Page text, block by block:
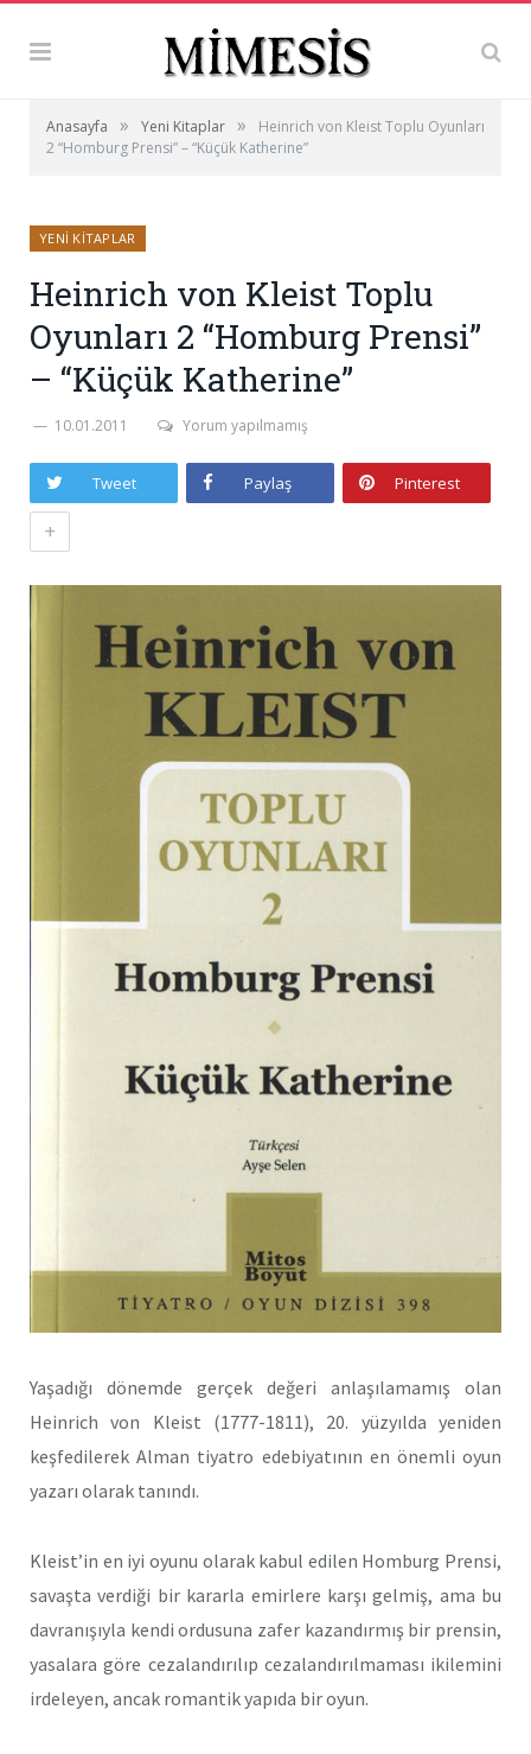
Anasayfa » Yeni Kitaplar »
Heinrich von Kleist Toplu Oyunları
2 “Homburg Prensi” – “Küçük Katherine”
YENI KITAPLAR
Heinrich von Kleist Toplu
Oyunları 2 “Homburg Prensi”
– “Küçük Katherine”
10.01.2011 Yorum yapılmamış
Tweet Paylaş Pinterest
+
Yaşadığı dönemde gerçek değeri anlaşılamamış olan
Heinrich von Kleist (1777-1811), 20. yüzyılda yeniden
keşfedilerek Alman tiyatro edebiyatının en önemli oyun
yazarı olarak tanındı.
Kleist’in en iyi oyunu olarak kabul edilen Homburg Prensi,
savaşta verdiği bir kararla emirlere karşı gelmiş, ama bu
davranışıyla kendi ordusuna zafer kazandırmış bir prensin,
yasalara göre cezalandırılıp cezalandırılmaması ikilemini
irdeleyen, ancak romantik yapıda bir oyun.